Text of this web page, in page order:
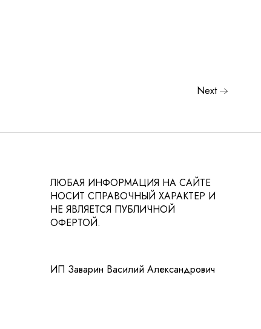
Next
ЛЮБАЯ ИНФОРМАЦИЯ НА САЙТЕ
НОСИТ СПРАВОЧНЫЙ ХАРАКТЕР И
НЕ ЯВЛЯЕТСЯ ПУБЛИЧНОЙ
ОФЕРТОЙ.
ИП Заварин Василий Александрович